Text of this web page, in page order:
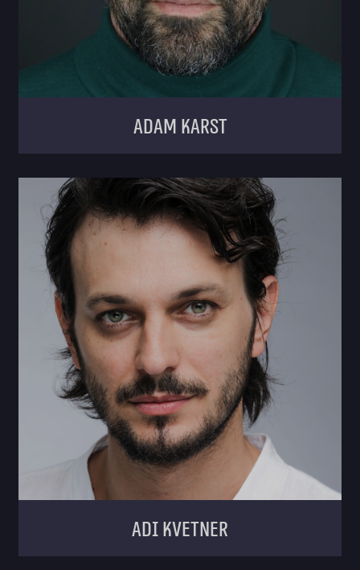
Adam Karst
Adi Kvetner